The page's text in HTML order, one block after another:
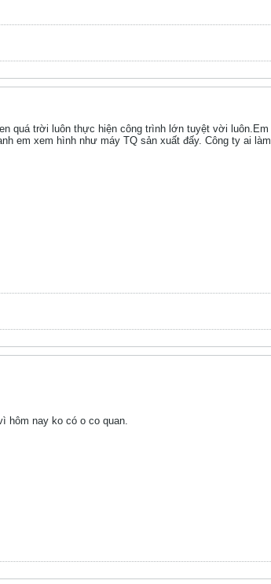
quá trời luôn thực hiện công trình lớn tuyệt vời
em xem hình như máy TQ sản xuất đấy. Công ty ai
hôm nay ko có o co quan.